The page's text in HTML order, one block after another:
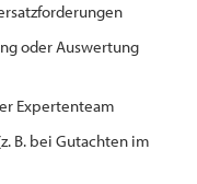
oder Auswertung
Expertenteam
B. bei Gutachten im